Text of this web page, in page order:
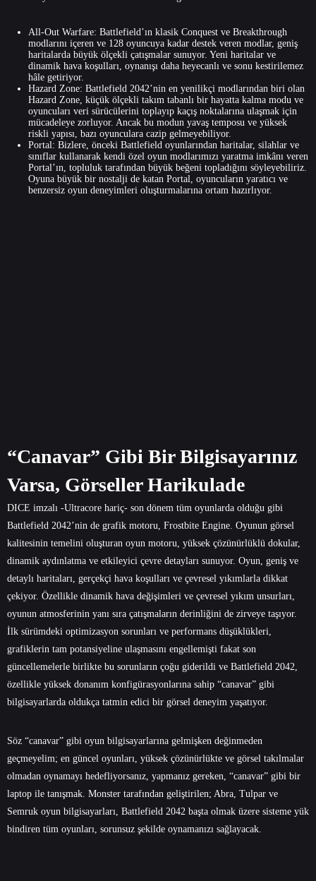
All-Out Warfare: Battlefield’ın klasik Conquest ve Breakthrough
modlarını içeren ve 128 oyuncuya kadar destek veren modlar, geniş
haritalarda büyük ölçekli çatışmalar sunuyor. Yeni haritalar ve
dinamik hava koşulları, oynanışı daha heyecanlı ve sonu kestirilemez
hâle getiriyor.
Hazard Zone: Battlefield 2042’nin en yenilikçi modlarından biri olan
Hazard Zone, küçük ölçekli takım tabanlı bir hayatta kalma modu ve
oyuncuları veri sürücülerini toplayıp kaçış noktalarına ulaşmak için
mücadeleye zorluyor. Ancak bu modun yavaş temposu ve yüksek
riskli yapısı, bazı oyunculara cazip gelmeyebiliyor.
Portal: Bizlere, önceki Battlefield oyunlarından haritalar, silahlar ve
sınıflar kullanarak kendi özel oyun modlarımızı yaratma imkânı veren
Portal’ın, topluluk tarafından büyük beğeni topladığını söyleyebiliriz.
Oyuna büyük bir nostalji de katan Portal, oyuncuların yaratıcı ve
benzersiz oyun deneyimleri oluşturmalarına ortam hazırlıyor.
“Canavar” Gibi Bir Bilgisayarınız
Varsa, Görseller Harikulade
DICE imzalı -Ultracore hariç- son dönem tüm oyunlarda olduğu gibi
Battlefield 2042’nin de grafik motoru, Frostbite Engine. Oyunun görsel
kalitesinin temelini oluşturan oyun motoru, yüksek çözünürlüklü dokular,
dinamik aydınlatma ve etkileyici çevre detayları sunuyor. Oyun, geniş ve
detaylı haritaları, gerçekçi hava koşulları ve çevresel yıkımlarla dikkat
çekiyor. Özellikle dinamik hava değişimleri ve çevresel yıkım unsurları,
oyunun atmosferinin yanı sıra çatışmaların derinliğini de zirveye taşıyor.
İlk sürümdeki optimizasyon sorunları ve performans düşüklükleri,
grafiklerin tam potansiyeline ulaşmasını engellemişti fakat son
güncellemelerle birlikte bu sorunların çoğu giderildi ve Battlefield 2042,
özellikle yüksek donanım konfigürasyonlarına sahip “canavar” gibi
bilgisayarlarda oldukça tatmin edici bir görsel deneyim yaşatıyor.
Söz “canavar” gibi oyun bilgisayarlarına gelmişken değinmeden
geçmeyelim; en güncel oyunları, yüksek çözünürlükte ve görsel takılmalar
olmadan oynamayı hedefliyorsanız, yapmanız gereken, “canavar” gibi bir
laptop ile tanışmak. Monster tarafından geliştirilen; Abra, Tulpar ve
Semruk oyun bilgisayarları , Battlefield 2042 başta olmak üzere sisteme yük
bindiren tüm oyunları, sorunsuz şekilde oynamanızı sağlayacak.